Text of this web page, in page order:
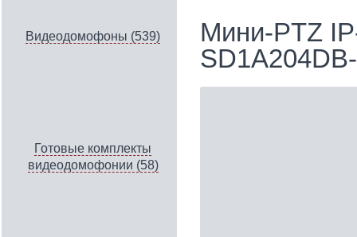
Видеодомофоны (539)
Готовые комплекты
видеодомофонии (58)
Мини-PTZ